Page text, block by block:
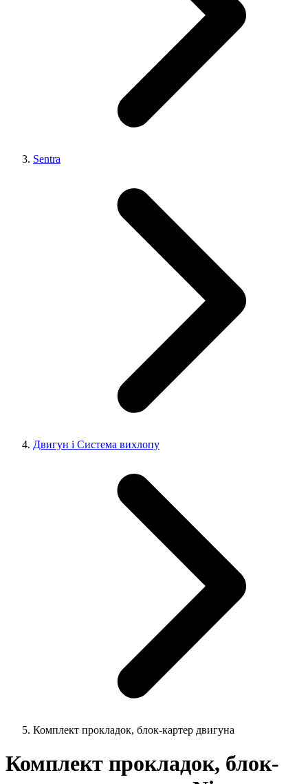
Sentra
Двигун і Система вихлопу
Комплект прокладок, блок-картер двигуна
Комплект прокладок, блок-